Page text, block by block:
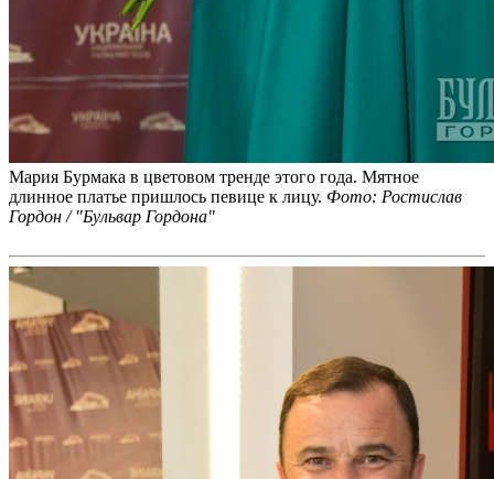
Мария Бурмака в цветовом тренде этого года. Мятное
длинное платье пришлось певице к лицу. Фото: Ростислав
Гордон / "Бульвар Гордона"